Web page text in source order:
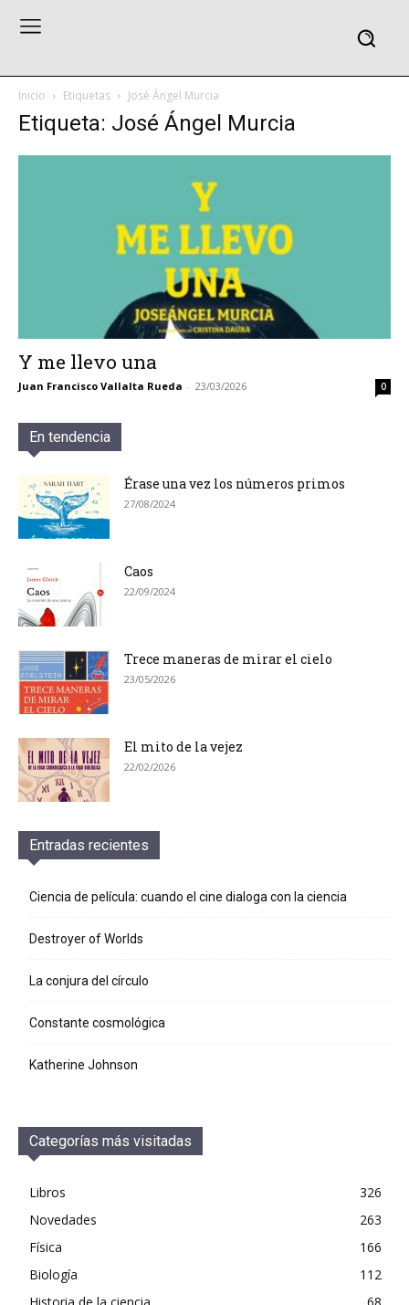
Inicio Etiquetas José Ángel Murcia
Etiqueta: José Ángel Murcia
Y me llevo una
Juan Francisco Vallalta Rueda - 23/03/2026 0
En tendencia
Érase una vez los números primos
27/08/2024
Caos
22/09/2024
Trece maneras de mirar el cielo
23/05/2026
El mito de la vejez
22/02/2026
Entradas recientes
Ciencia de película: cuando el cine dialoga con la ciencia
Destroyer of Worlds
La conjura del círculo
Constante cosmológica
Katherine Johnson
Categorías más visitadas
Libros
326
Novedades
263
Física
166
Biología
112